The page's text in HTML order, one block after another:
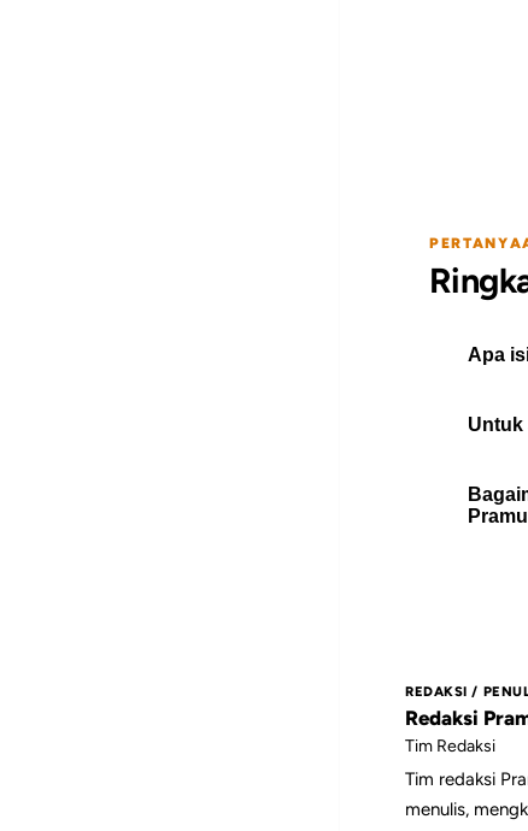
Apa
Untuk
REDAKSI /
Redaksi
Tim Redaksi
Tim redaksi
menulis,